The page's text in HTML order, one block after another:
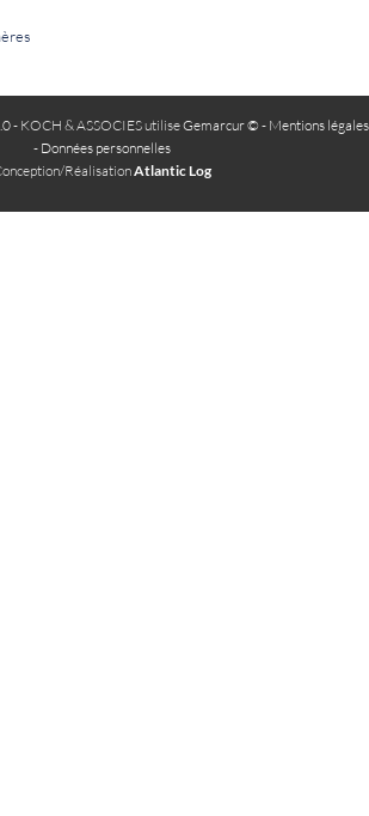
- KOCH & ASSOCIES utiliseGemarcur © - Mentions légales
- Données personnelles
RéalisationAtlantic Log